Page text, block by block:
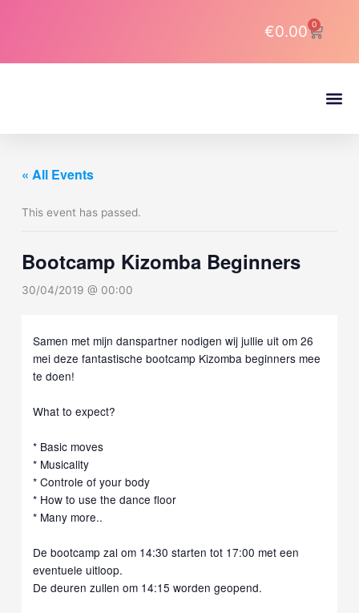
€0.00 0
Cart
« All Events
This event has passed.
Bootcamp Kizomba Beginners
30/04/2019 @ 00:00
Samen met mijn danspartner nodigen wij jullie uit om 26
mei deze fantastische bootcamp Kizomba beginners mee
te doen!
What to expect?
* Basic moves
* Musicality
* Controle of your body
* How to use the dance floor
* Many more..
De bootcamp zal om 14:30 starten tot 17:00 met een
eventuele uitloop.
De deuren zullen om 14:15 worden geopend.